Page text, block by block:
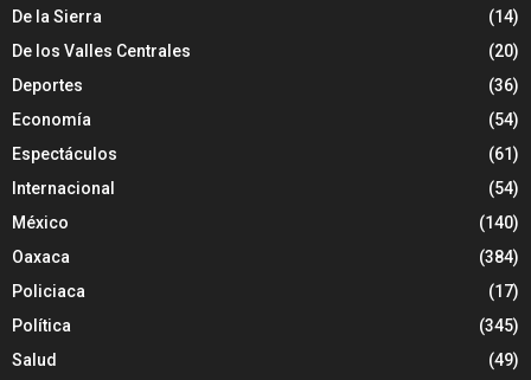
De la Sierra
(14)
De los Valles Centrales
(20)
Deportes
(36)
Economía
(54)
Espectáculos
(61)
Internacional
(54)
México
(140)
Oaxaca
(384)
Policiaca
(17)
Política
(345)
Salud
(49)